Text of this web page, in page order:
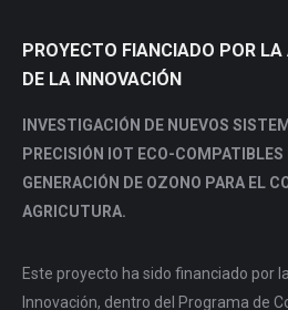
PROYECTO FIANCIADO POR
DE LA INNOVACIÓN
INVESTIGACIÓN DE NUEVOS
PRECISIÓN IOT ECO-COMPATIBLES
GENERACIÓN DE OZONO PARA EL
AGRICUTURA.
Este proyecto ha sido financiado por
Innovación, dentro del Programa de